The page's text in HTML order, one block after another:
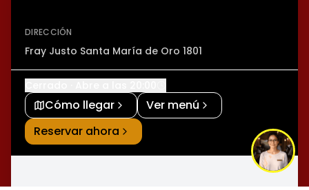
DIRECCIÓN
Fray Justo Santa María de Oro 1801
Cómo llegar
Ver menú
Reservar ahora